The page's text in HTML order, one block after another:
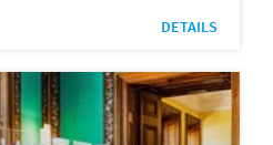
DETAILS